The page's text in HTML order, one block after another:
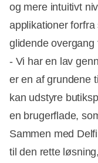
og mere intuitivt
applikationer
glidende overgang
- Vi har en lav
er en af grundene
kan udstyre
en brugerflade,
Sammen med
til den rette